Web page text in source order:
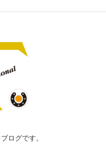
ログです。